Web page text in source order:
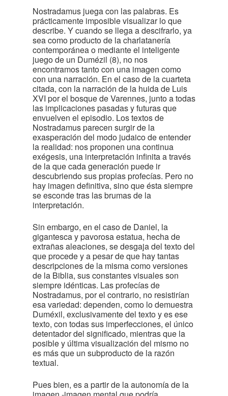
Nostradamus juega con las palabras. Es
prácticamente imposible visualizar lo que
describe. Y cuando se llega a descifrarlo, ya
sea como producto de la charlatanería
contemporánea o mediante el inteligente
juego de un Dumézil (8), no nos
encontramos tanto con una imagen como
con una narración. En el caso de la cuarteta
citada, con la narración de la huida de Luis
XVI por el bosque de Varennes, junto a todas
las implicaciones pasadas y futuras que
envuelven el episodio. Los textos de
Nostradamus parecen surgir de la
exasperación del modo judaico de entender
la realidad: nos proponen una continua
exégesis, una interpretación infinita a través
de la que cada generación puede ir
descubriendo sus propias profecías. Pero no
hay imagen definitiva, sino que ésta siempre
se esconde tras las brumas de la
interpretación.
Sin embargo, en el caso de Daniel, la
gigantesca y pavorosa estatua, hecha de
extrañas aleaciones, se desgaja del texto del
que procede y a pesar de que hay tantas
descripciones de la misma como versiones
de la Biblia, sus constantes visuales son
siempre idénticas. Las profecías de
Nostradamus, por el contrario, no resistirían
esa variedad: dependen, como lo demuestra
Duméxil, exclusivamente del texto y es ese
texto, con todas sus imperfecciones, el único
detentador del significado, mientras que la
posible y última visualización del mismo no
es más que un subproducto de la razón
textual.
Pues bien, es a partir de la autonomía de la